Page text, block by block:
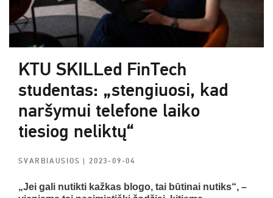
KTU SKILLed FinTech
studentas: „stengiuosi, kad
naršymui telefone laiko
tiesiog neliktų“
SVARBIAUSIOS| 2023-09-04
„Jei gali nutikti kažkas blogo, tai būtinai nutiks“, –